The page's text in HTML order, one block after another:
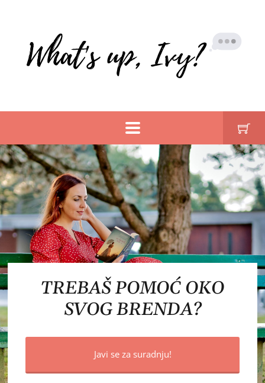
TREBAŠ POMOĆ OKO
SVOG BRENDA?
Javi se za suradnju!